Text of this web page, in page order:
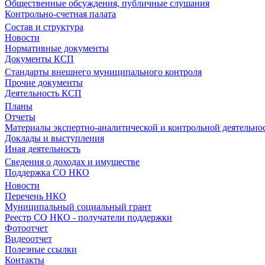
Общественные обсуждения, публичные слушания
Контрольно-счетная палата
Состав и структура
Новости
Нормативные документы
Документы КСП
Стандарты внешнего муниципального контроля
Прочие документы
Деятельность КСП
Планы
Отчеты
Материалы экспертно-аналитической и контрольной
Доклады и выступления
Иная деятельность
Сведения о доходах и имуществе
Поддержка СО НКО
Новости
Перечень НКО
Муниципальный социальный грант
Реестр СО НКО - получатели поддержки
Фотоотчет
Видеоотчет
Полезные ссылки
Контакты